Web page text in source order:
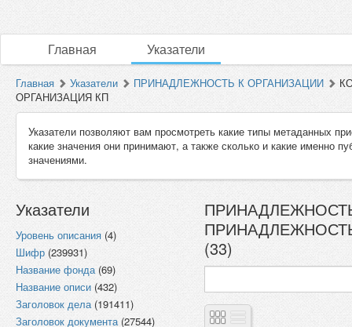
Главная Указатели
Главная Указатели ПРИНАДЛЕЖНОСТЬ К ОРГАНИЗАЦИИ
ОРГАНИЗАЦИЯ КП
Указатели позволяют вам просмотреть какие типы метаданных
какие значения они принимают, а также сколько и какие именно
значениями.
Указатели
Уровень описания (4)
Шифр (239931)
Название фонда(69)
Название описи (432)
Заголовок дела(191411)
Заголовок документа(27544)
(33)